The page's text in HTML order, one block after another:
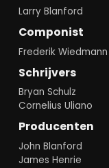
Larry Blanford
Componist
Frederik Wiedmann
Schrijvers
Bryan Schulz
Cornelius Uliano
Producenten
John Blanford
James Henrie